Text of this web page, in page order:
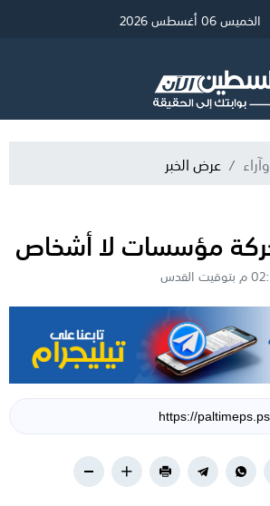
الخميس 06 أغسطس 2026
عرض الخبر
مؤسسات لا أشخاص